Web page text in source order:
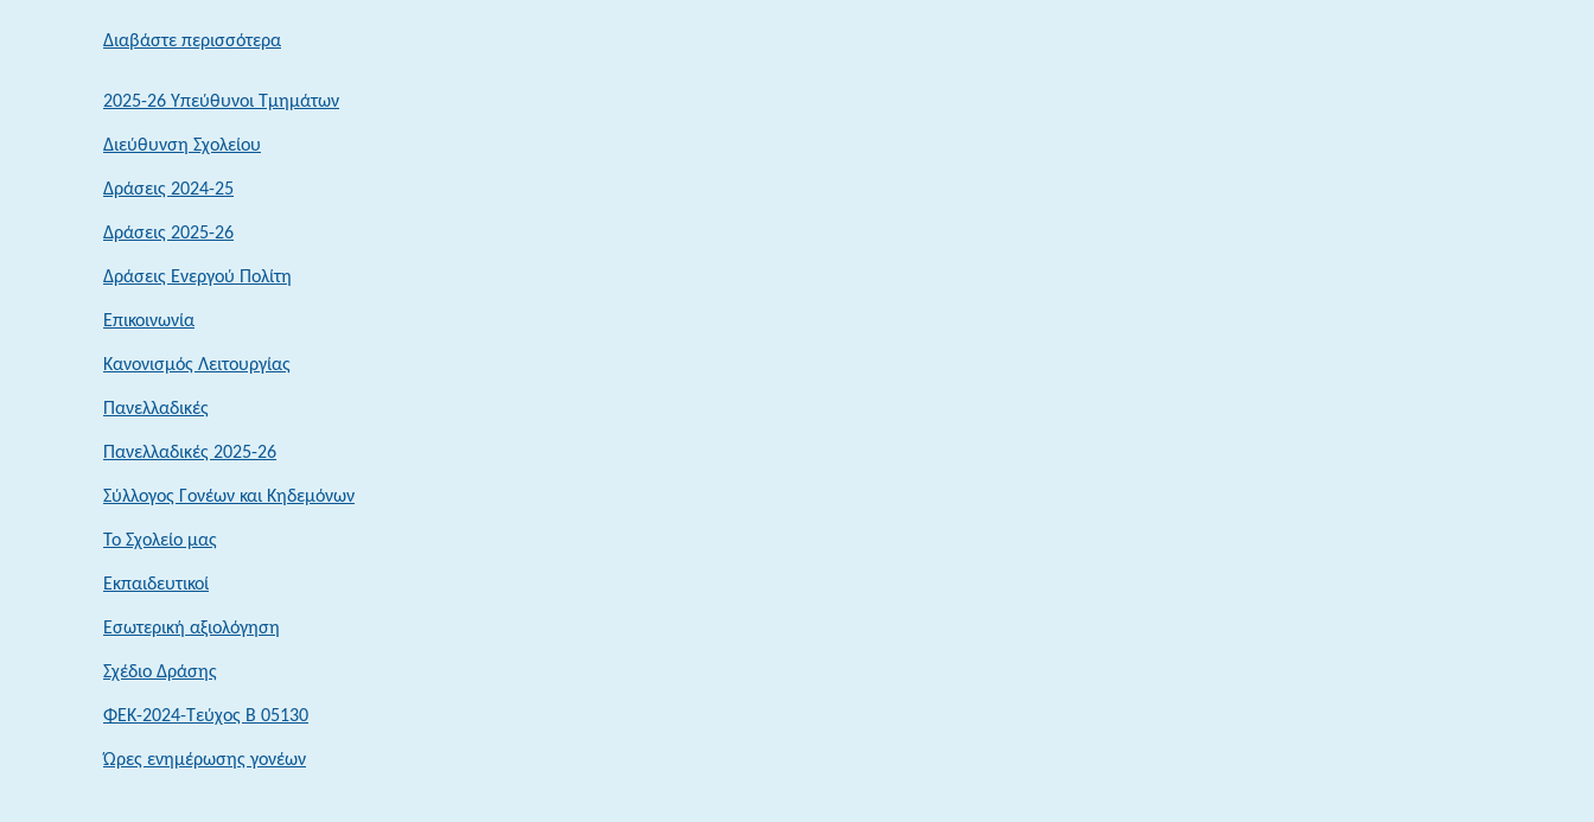
Διαβάστε περισσότερα
Επίσκεψη
2024
2025-26 Υπεύθυνοι Τμημάτων
Διεύθυνση Σχολείου
Δράσεις 2024-25
Δράσεις 2025-26
Δράσεις Ενεργού Πολίτη
Επικοινωνία
Κανονισμός Λειτουργίας
Πανελλαδικές
Πανελλαδικές 2025-26
Σύλλογος Γονέων και Κηδεμόνων
Το Σχολείο μας
Εκπαιδευτικοί
Εσωτερική αξιολόγηση
Σχέδιο Δράσης
ΦΕΚ-2024-Τεύχος Β 05130
Ώρες ενημέρωσης γονέων